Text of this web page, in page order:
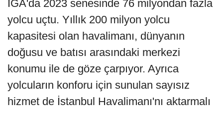
İGA'da 2023 senesinde 76 milyondan fazla
yolcu uçtu. Yıllık 200 milyon yolcu
kapasitesi olan havalimanı, dünyanın
doğusu ve batısı arasındaki merkezi
konumu ile de göze çarpıyor. Ayrıca
yolcuların konforu için sunulan sayısız
hizmet de İstanbul Havalimanı'nı aktarmalı